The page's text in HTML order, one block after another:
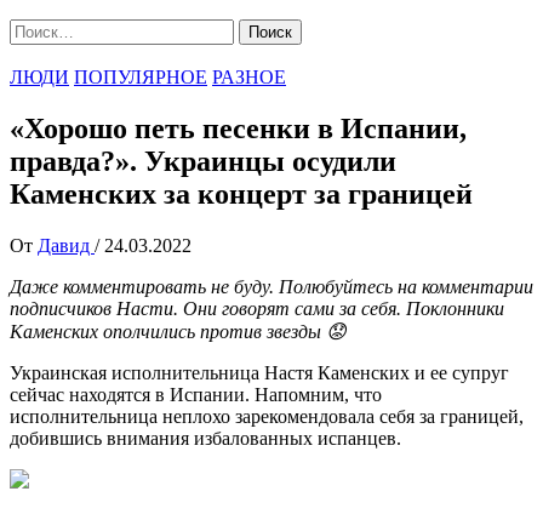
Найти:
ЛЮДИ ПОПУЛЯРНОЕ РАЗНОЕ
«Хорошо петь песенки в Испании,
правда?». Украинцы осудили
Каменских за концерт за границей
От Давид / 24.03.2022
Даже комментировать не буду. Полюбуйтесь на комментарии
подписчиков Насти. Они говорят сами за себя. Поклонники
Каменских ополчились против звезды 😟
Украинская исполнительница Настя Каменских и ее супруг
сейчас находятся в Испании. Напомним, что
исполнительница неплохо зарекомендовала себя за границей,
добившись внимания избалованных испанцев.